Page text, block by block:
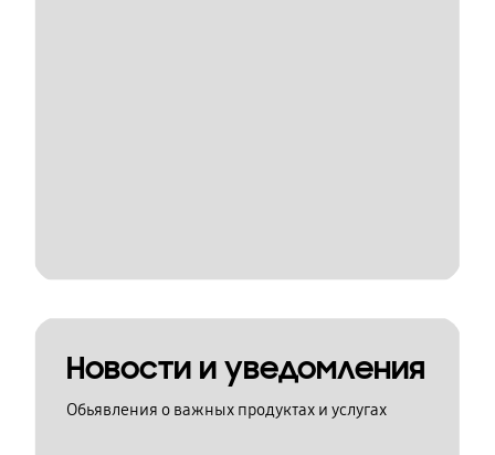
Новости и уведомления
Обьявления о важных продуктах и услугах